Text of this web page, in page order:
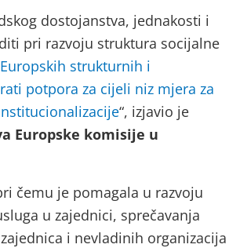
dostojanstva, jednakosti i
pri razvoju struktura socijalne
strukturnih i
potpora za cijeli niz mjera za
“, izjavio je
Europske komisije u
čemu je pomagala u razvoju
u zajednici, sprečavanja
i nevladinih organizacija